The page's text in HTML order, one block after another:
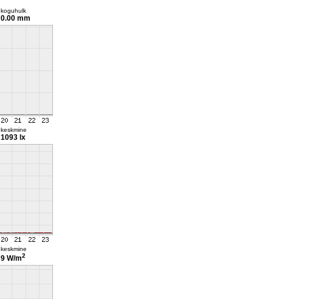
koguhulk
0.00 mm
keskmine
1093 lx
keskmine
9 W/m2